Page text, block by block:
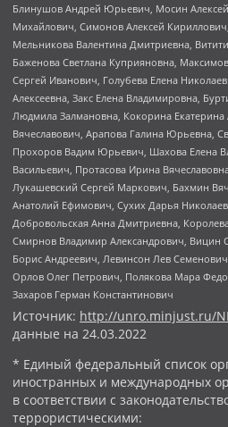
Блинушов Андрей Юрьевич, Мосин
Михайлович, Симонов Алексей
Мельникова Валентина Дмитриевна,
Баженова Светлана Куприяновна,
Сергей Иванович, Голубева Елена
Алексеевна, Закс Елена Владимировна,
Людмила Залмановна, Кокорина
Вячеславович, Арапова Галина Юрьевна,
Прохоров Вадим Юрьевич, Шахова Елена
Васильевич, Протасова Ирина
Лукашевский Сергей Маркович, Бахмин
Анатолий Ефимович, Сухих Дарья
Добровольская Анна Дмитриевна,
Смирнов Владимир Александрович, Вицин
Борис Андреевич, Левинсон Лев
Орлов Олег Петрович, Полякова Мара
Захаров Герман Константинович
Источник: http://unro.minjust.ru/
данные на 24.03.2022
* Единый федеральный список
иностранных и международных
в соответствии с
террористическими: